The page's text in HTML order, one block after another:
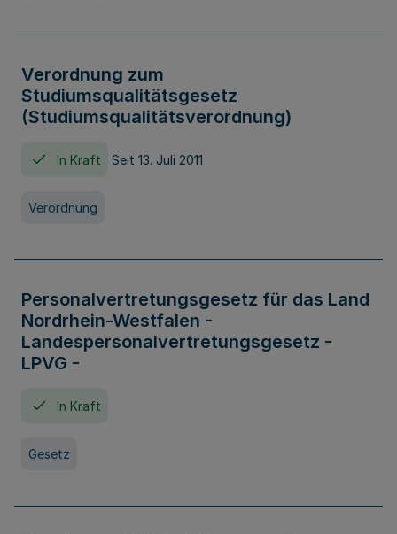
Verordnung zum
Studiumsqualitätsgesetz
(Studiumsqualitätsverordnung)
In Kraft Seit 13. Juli 2011
Verordnung
Personalvertretungsgesetz für das Land
Nordrhein-Westfalen -
Landespersonalvertretungsgesetz -
LPVG -
In Kraft
Gesetz